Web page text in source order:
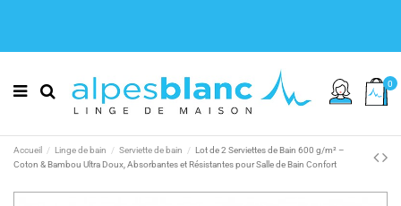
0
Accueil Linge de bain Serviette de bain
Lot de 2 Serviettes de Bain 600 g/m² –
Coton & Bambou Ultra Doux, Absorbantes et Résistantes pour Salle de Bain Confort